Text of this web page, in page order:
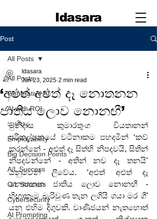
Idasara
Post
All Posts
Generative AI
AI with ROI
සාහිත්‍ය
Employability
Big Decision Points
A/L Success
O/L Success
Cybersecurity
AI Prompting
All Posts
‘අළුත් අළුත් දෑ නොතනන
ජාතිය ලොව නොනඟී’
Idasara
Jun 23, 2025 2 min read
මුනිදාස කුමාරතුංග වියතානන්
පරිකල්පනයේ වටිනාකම පහදමින් ‘කව්
කරන්නේ - අළුත් දෑ සිත්හි නිපදවයි, සිතින්
නිපදවන්නේ - අතින් නව දෑ තනයි’
යනුවෙන් ලීවේය. ‘අළුත් අළුත් දෑ
නොතනන ජාතිය ලොව නොනඟී -
හිඟාකෑම බැරිවුණ තැන ලගියි ගයා මර ගී’
යනු එහිම දිගුවකි. වාණිජයන් නැතහොත්